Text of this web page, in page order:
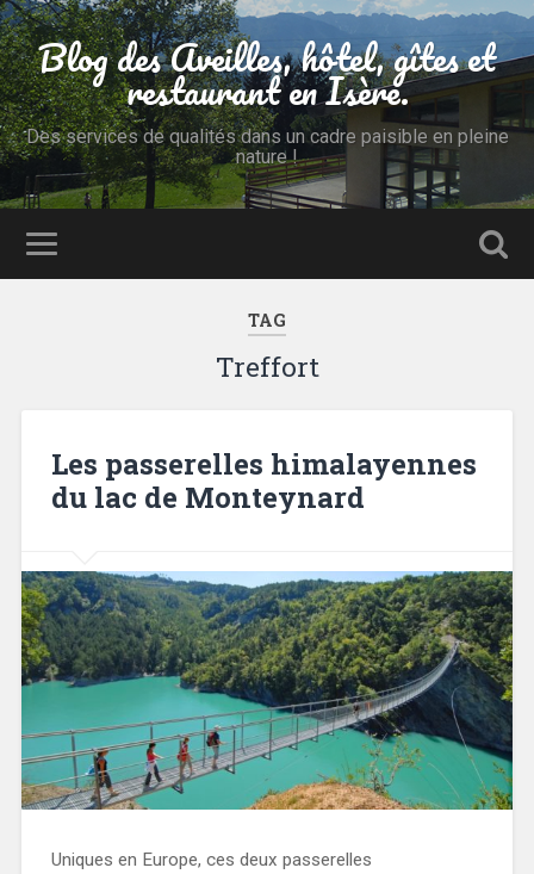
Blog des Aveilles, hôtel, gîtes et
restaurant en Isère.
Des services de qualités dans un cadre paisible en pleine
nature !
TAG
Treffort
Les passerelles himalayennes
du lac de Monteynard
Uniques en Europe, ces deux passerelles